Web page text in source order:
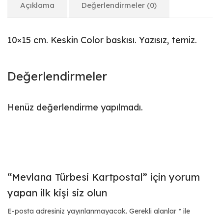
Açıklama Değerlendirmeler (0)
10×15 cm. Keskin Color baskısı. Yazısız, temiz.
Değerlendirmeler
Henüz değerlendirme yapılmadı.
“Mevlana Türbesi Kartpostal” için yorum
yapan ilk kişi siz olun
E-posta adresiniz yayınlanmayacak. Gerekli alanlar * ile